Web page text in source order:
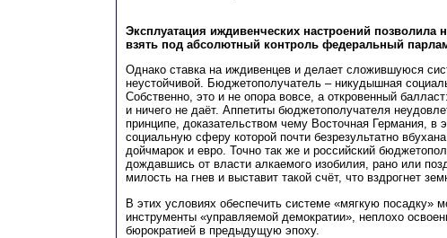
Эксплуатация иждивенческих настроений позволила
взять под абсолютный контроль федеральный
Однако ставка на иждивенцев и делает сложившуюся
неустойчивой. Бюджетополучатель – никудышная
Собственно, это и не опора вовсе, а откровенный
и ничего не даёт. Аппетиты бюджетополучателя
принципе, доказательством чему Восточная Германия, в
социальную сферу которой почти безрезультатно
дойчмарок и евро. Точно так же и российский
дождавшись от власти алкаемого изобилия, рано или
милость на гнев и выставит такой счёт, что вздрогнет
В этих условиях обеспечить системе «мягкую посадку»
инструменты «управляемой демократии», неплохо
бюрократией в предыдущую эпоху.